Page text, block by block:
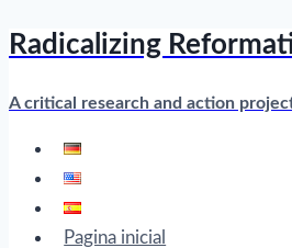
Skip
content
Radicalizing
A critical research and action
Pagina inicial